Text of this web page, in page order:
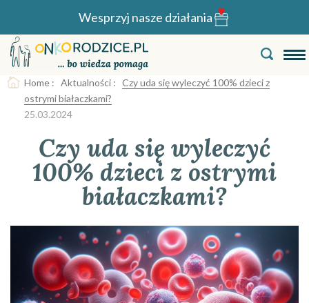
Wesprzyj nasze działania
Home : Aktualności : Czy uda się wyleczyć 100% dzieci z
ostrymi białaczkami?
25.03.2024
Czy uda się wyleczyć
100% dzieci z ostrymi
białaczkami?